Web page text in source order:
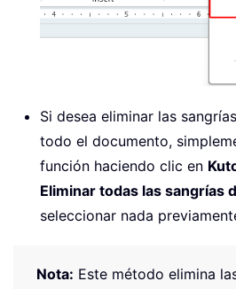
Si desea eliminar las
todo el documento,
función haciendo clic en
Eliminar todas las sangrías
seleccionar nada
Nota: Este método elimina